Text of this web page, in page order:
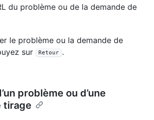
du problème ou de la demande de
le problème ou la demande de
sur
Retour .
problème ou d’une
tirage